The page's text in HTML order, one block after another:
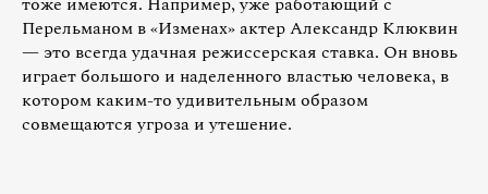
Перельманом в «Изменах» актер Александр Клюквин
— это всегда удачная режиссерская ставка. Он вновь
играет большого и наделенного властью человека, в
котором каким-то удивительным образом
совмещаются угроза и утешение.